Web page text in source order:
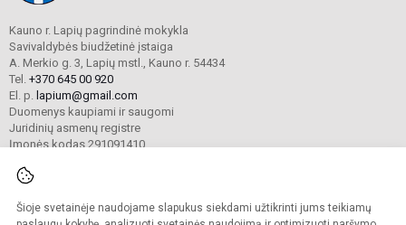
Šioje svetainėje naudojame slapukus siekdami užtikrinti jums teikiamų
Kauno r. Lapių pagrindinė mokykla
Savivaldybės biudžetinė įstaiga
A. Merkio g. 3, Lapių mstl., Kauno r. 54434
Tel. +370 645 00 920
El. p. lapium@gmail.com
Duomenys kaupiami ir saugomi
Juridinių asmenų registre
Įmonės kodas 291091410
© 2024 Kauno r. Lapių pagrindinė mokykla. Visos teisės saugomos.
Kopijuoti turinį be raštiško mokyklos sutikimo griežtai draudžiama.